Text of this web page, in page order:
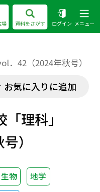
場 資料をさがす ログイン メニュー
．42（2024年秋号）
お気に入りに追加
理科」
）
生物
地学